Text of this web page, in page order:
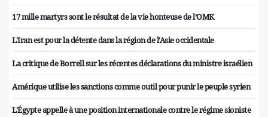
17 mille martyrs sont le résultat de la vie honteuse de l’OMK
L'Iran est pour la détente dans la région de l'Asie occidentale
La critique de Borrell sur les récentes déclarations du ministre israélien
Amérique utilise les sanctions comme outil pour punir le peuple syrien
L'Égypte appelle à une position internationale contre le régime sioniste